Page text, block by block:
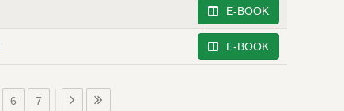
E-BOOK
E-BOOK
6 7